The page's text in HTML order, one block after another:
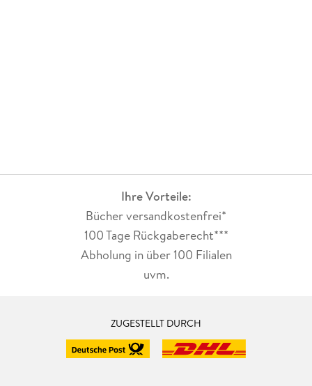
Ihre Vorteile:
Bücher versandkostenfrei*
100 Tage Rückgaberecht***
Abholung in über 100 Filialen
uvm.
ZUGESTELLT DURCH